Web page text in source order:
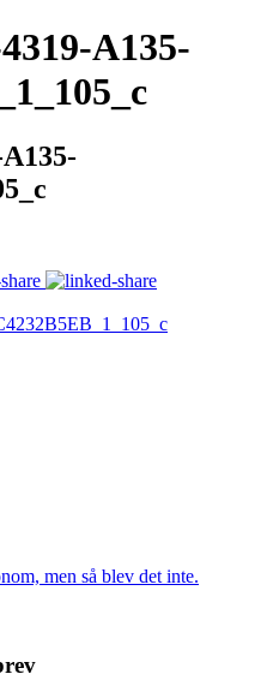
A135-
men så blev det inte.